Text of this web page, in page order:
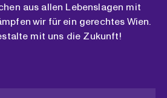
aus allen Lebenslagen mit
wir für ein gerechtes Wien.
mit uns die Zukunft!